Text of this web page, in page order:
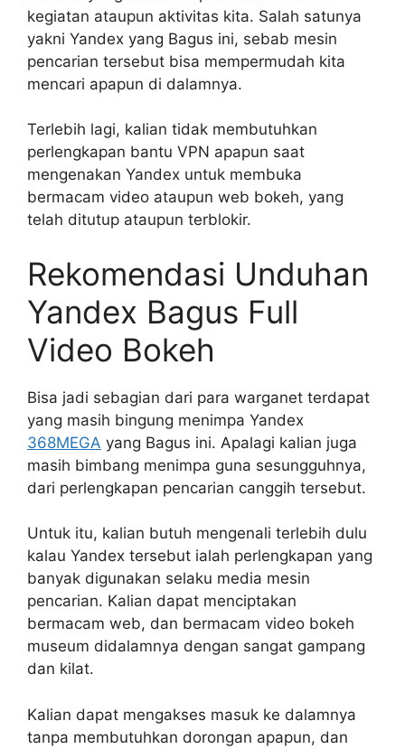
kegiatan ataupun aktivitas kita. Salah satunya
yakni Yandex yang Bagus ini, sebab mesin
pencarian tersebut bisa mempermudah kita
mencari apapun di dalamnya.
Terlebih lagi, kalian tidak membutuhkan
perlengkapan bantu VPN apapun saat
mengenakan Yandex untuk membuka
bermacam video ataupun web bokeh, yang
telah ditutup ataupun terblokir.
Rekomendasi Unduhan
Yandex Bagus Full
Video Bokeh
Bisa jadi sebagian dari para warganet terdapat
yang masih bingung menimpa Yandex
368MEGA yang Bagus ini. Apalagi kalian juga
masih bimbang menimpa guna sesungguhnya,
dari perlengkapan pencarian canggih tersebut.
Untuk itu, kalian butuh mengenali terlebih dulu
kalau Yandex tersebut ialah perlengkapan yang
banyak digunakan selaku media mesin
pencarian. Kalian dapat menciptakan
bermacam web, dan bermacam video bokeh
museum didalamnya dengan sangat gampang
dan kilat.
Kalian dapat mengakses masuk ke dalamnya
tanpa membutuhkan dorongan apapun, dan